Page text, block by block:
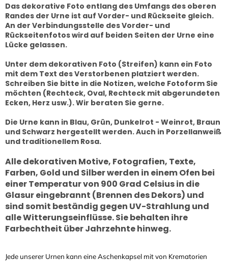
Das dekorative Foto entlang des Umfangs des oberen
Randes der Urne ist auf Vorder- und Rückseite gleich.
An der Verbindungsstelle des Vorder- und
Rückseitenfotos wird auf beiden Seiten der Urne eine
Lücke gelassen.
Unter dem dekorativen Foto (Streifen) kann ein Foto
mit dem Text des Verstorbenen platziert werden.
Schreiben Sie bitte in die Notizen, welche Fotoform Sie
möchten (Rechteck, Oval, Rechteck mit abgerundeten
Ecken, Herz usw.).Wir beraten Sie gerne.
Die Urne kann in Blau, Grün, Dunkelrot - Weinrot, Braun
und Schwarz hergestellt werden. Auch in Porzellanweiß
und traditionellem Rosa.
Alle dekorativen Motive, Fotografien, Texte,
Farben, Gold und Silber werden in einem Ofen bei
einer Temperatur von 900 Grad Celsius in die
Glasur eingebrannt (Brennen des Dekors) und
sind somit beständig gegen UV-Strahlung und
alle Witterungseinflüsse. Sie behalten ihre
Farbechtheit über Jahrzehnte hinweg.
Jede unserer Urnen kann eine Aschenkapsel mit von Krematorien